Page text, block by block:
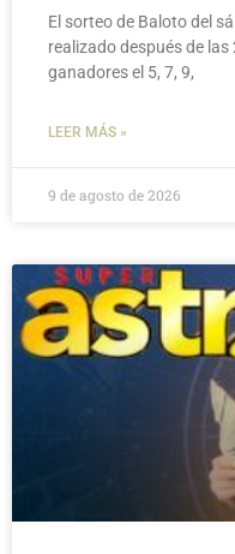
El sorteo de Baloto del
realizado después de
ganadores el 5, 7, 9,
LEER MÁS »
9 de agosto de 2026